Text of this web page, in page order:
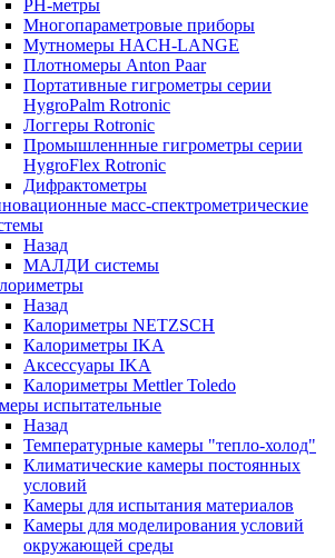
РH-метры
Многопараметровые приборы
Мутномеры HACH-LANGE
Плотномеры Anton Paar
Портативные гигрометры серии
HygroPalm Rotronic
Логгеры Rotronic
Промышленнные гигрометры серии
HygroFlex Rotronic
Дифрактометры
масс-спектрометрические
Назад
МАЛДИ системы
Назад
Калориметры NETZSCH
Калориметры IKA
Аксессуары IKA
Калориметры Mettler Toledo
испытательные
Назад
Температурные камеры "тепло-холод"
Климатические камеры постоянных
условий
Камеры для испытания материалов
Камеры для моделирования условий
окружающей среды